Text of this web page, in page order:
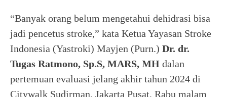
“Banyak orang belum mengetahui dehidrasi bisa
jadi pencetus stroke,” kata Ketua Yayasan Stroke
Indonesia (Yastroki) Mayjen (Purn.) Dr. dr.
Tugas Ratmono, Sp.S, MARS, MH dalan
pertemuan evaluasi jelang akhir tahun 2024 di
Citywalk Sudirman, Jakarta Pusat, Rabu malam